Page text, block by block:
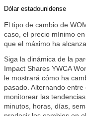
Dólar estadounidense
El tipo de cambio de
caso, el precio mínimo
que el máximo ha
Siga la dinámica de la
Impact Shares YWCA
le mostrará cómo ha
pasado. Alternando
monitorear las
minutos, horas, días,